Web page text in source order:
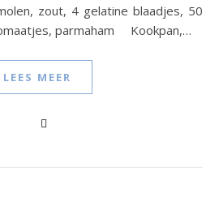
zout, 4 gelatine blaadjes, 50
parmaham Kookpan,…
LEES MEER